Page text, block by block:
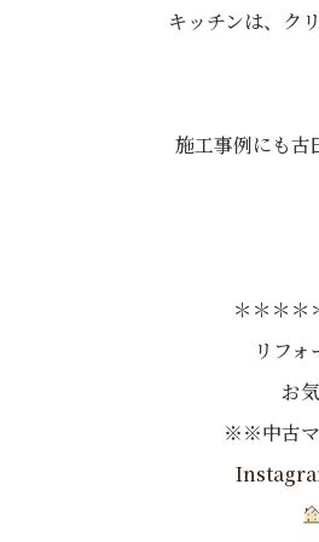
キッチンは、ク
施工事例にも古
＊＊＊＊
リフ
お
※※中古マ